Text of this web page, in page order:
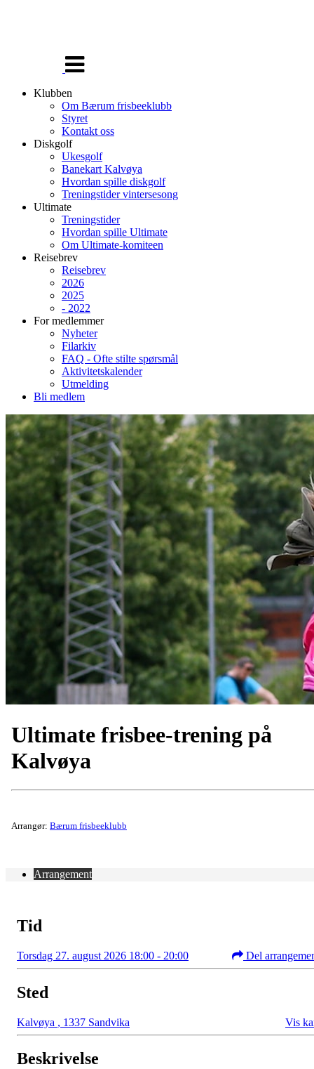
navigasjon
Klubben
Om Bærum frisbeeklubb
Styret
Kontakt oss
Diskgolf
Ukesgolf
Banekart Kalvøya
Hvordan spille diskgolf
Treningstider vintersesong
Ultimate
Treningstider
Hvordan spille Ultimate
Om Ultimate-komiteen
Reisebrev
Reisebrev
2026
2025
- 2022
For medlemmer
Nyheter
Filarkiv
FAQ - Ofte stilte spørsmål
Aktivitetskalender
Utmelding
Bli medlem
Ultimate frisbee-trening på
Kalvøya
Arrangør: Bærum frisbeeklubb
Arrangement
Tid
Torsdag 27. august 2026 18:00 - 20:00 Del
Sted
Kalvøya , 1337 Sandvika Vis
Beskrivelse